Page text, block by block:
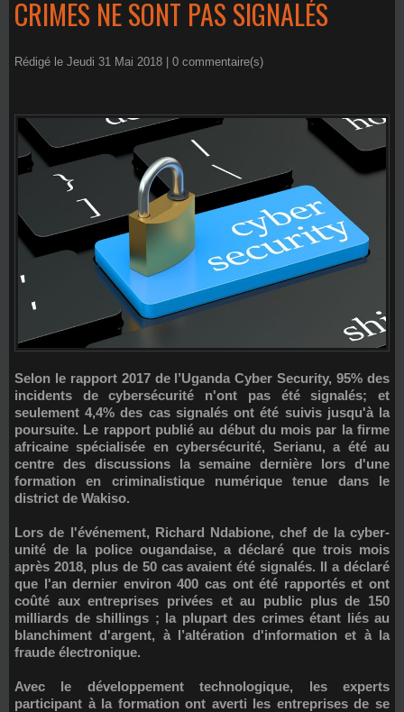
CRIMES NE SONT PAS SIGNALÉS
Rédigé le Jeudi 31 Mai 2018 | 0 commentaire(s)
Selon le rapport 2017 de l’Uganda Cyber Security, 95% des
incidents de cybersécurité n'ont pas été signalés; et
seulement 4,4% des cas signalés ont été suivis jusqu'à la
poursuite. Le rapport publié au début du mois par la firme
africaine spécialisée en cybersécurité, Serianu, a été au
centre des discussions la semaine dernière lors d'une
formation en criminalistique numérique tenue dans le
district de Wakiso.
Lors de l'événement, Richard Ndabione, chef de la cyber-
unité de la police ougandaise, a déclaré que trois mois
après 2018, plus de 50 cas avaient été signalés. Il a déclaré
que l'an dernier environ 400 cas ont été rapportés et ont
coûté aux entreprises privées et au public plus de 150
milliards de shillings ; la plupart des crimes étant liés au
blanchiment d'argent, à l’altération d'information et à la
fraude électronique.
Avec le développement technologique, les experts
participant à la formation ont averti les entreprises de se